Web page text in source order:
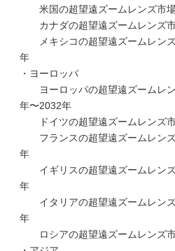
米国の超望遠ズームレンズ市
カナダの超望遠ズームレンズ
メキシコの超望遠ズームレンズ
年
・ヨーロッパ
ヨーロッパの超望遠ズームレン
年〜2032年
ドイツの超望遠ズームレンズ
フランスの超望遠ズームレンズ
年
イギリスの超望遠ズームレンズ
年
イタリアの超望遠ズームレンズ
年
ロシアの超望遠ズームレンズ